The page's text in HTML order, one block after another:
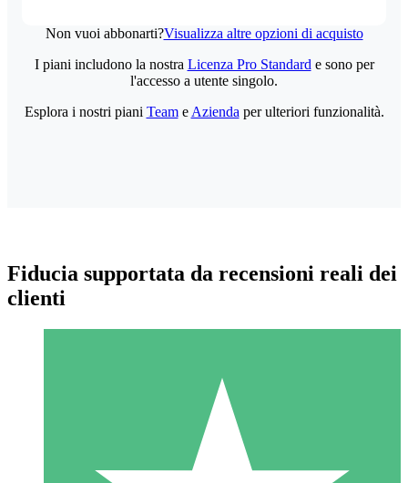
Non vuoi abbonarti?Visualizza altre opzioni di acquisto
Pacchetti di Crediti Individuali
I piani includono la nostra Licenza Pro Standard e sono per
l'accesso a utente singolo.
Esplora i nostri piani Teame Azienda per ulteriori funzionalità.
Fiducia supportata da recensioni reali dei
clienti